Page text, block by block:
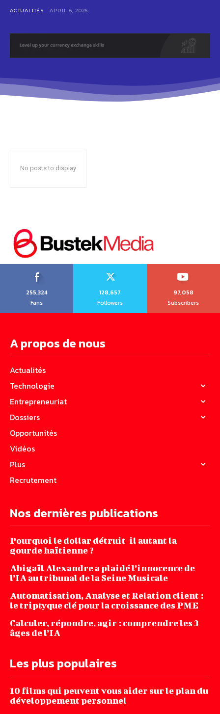
ACTUALITÉS APRIL 6, 2026
No posts to display
255,324
Fans
128,657
Followers
97,058
Subscribers
A propos de nous
Actualités
Technologie
Entrepreneuriat
Dossiers
Opportunités
Vidéos
Plus
Recrutement
Nos dernières publications
Pourquoi le dollar détruit-il autant la
gourde haïtienne ?
Abigaïl Alexandre a plaidé l’innocence de
l’IA au tribunal de la Seine Musicale
Automatisation, Analyse et Relation client :
le triptyque clé pour la croissance des PME
Calculer, répondre, agir : comprendre les 3
âges de l’IA
Les plus populaires
10 films qui peuvent vous aider sur le plan du
développement personnel